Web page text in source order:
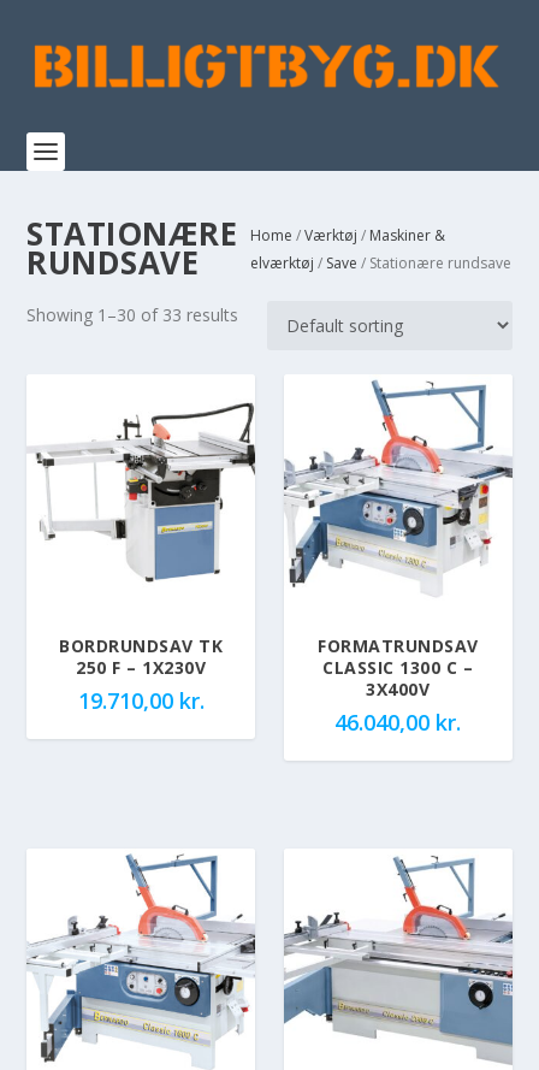
STATIONÆRE
RUNDSAVE
Home /Værktøj / Maskiner &
elværktøj / Save / Stationære rundsave
Showing 1–30 of 33 results
BORDRUNDSAV TK
250 F – 1X230V
19.710,00 kr.
FORMATRUNDSAV
CLASSIC 1300 C –
3X400V
46.040,00 kr.